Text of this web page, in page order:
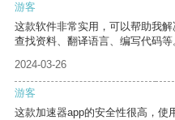
游客
这款软件非常实用，可以帮助我
查找资料、翻译语言、编写代码等
2024-03-26
游客
这款加速器app的安全性很高，使